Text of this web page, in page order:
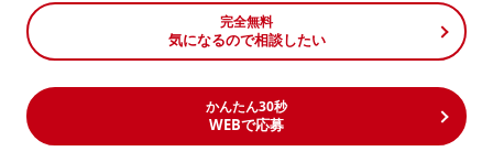
完全無料
気になるので相談したい
かんたん30秒
WEBで応募